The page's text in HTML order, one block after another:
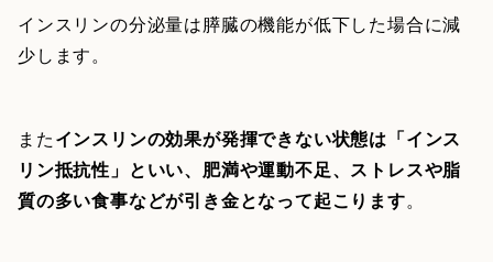
インスリンの分泌量は膵臓の機能が低下した場合に減
少します。
またインスリンの効果が発揮できない状態は「インス
リン抵抗性」といい、肥満や運動不足、ストレスや脂
質の多い食事などが引き金となって起こります。